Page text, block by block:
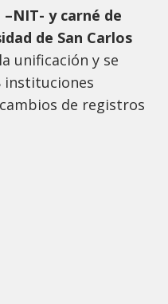
y carné de
de San Carlos
unificación y se
instituciones
de registros